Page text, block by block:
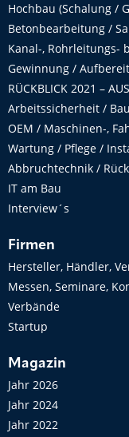
Hochbau (Schalung /
Betonbearbeitung /
Kanal-, Rohrleitungs-
Gewinnung /
RÜCKBLICK 2021 –
Arbeitssicherheit /
OEM / Maschinen-,
Wartung / Pflege /
Abbruchtechnik /
IT am Bau
Interview´s
Firmen
Hersteller, Händler,
Messen, Seminare,
Verbände
Startup
Magazin
Jahr 2026
Jahr 2024
Jahr 2022